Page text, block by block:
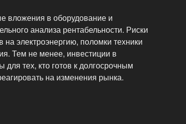
вложения в оборудование и
анализа рентабельности. Риски
электроэнергию, поломки техники
Тем не менее, инвестиции в
для тех, кто готов к долгосрочным
на изменения рынка.